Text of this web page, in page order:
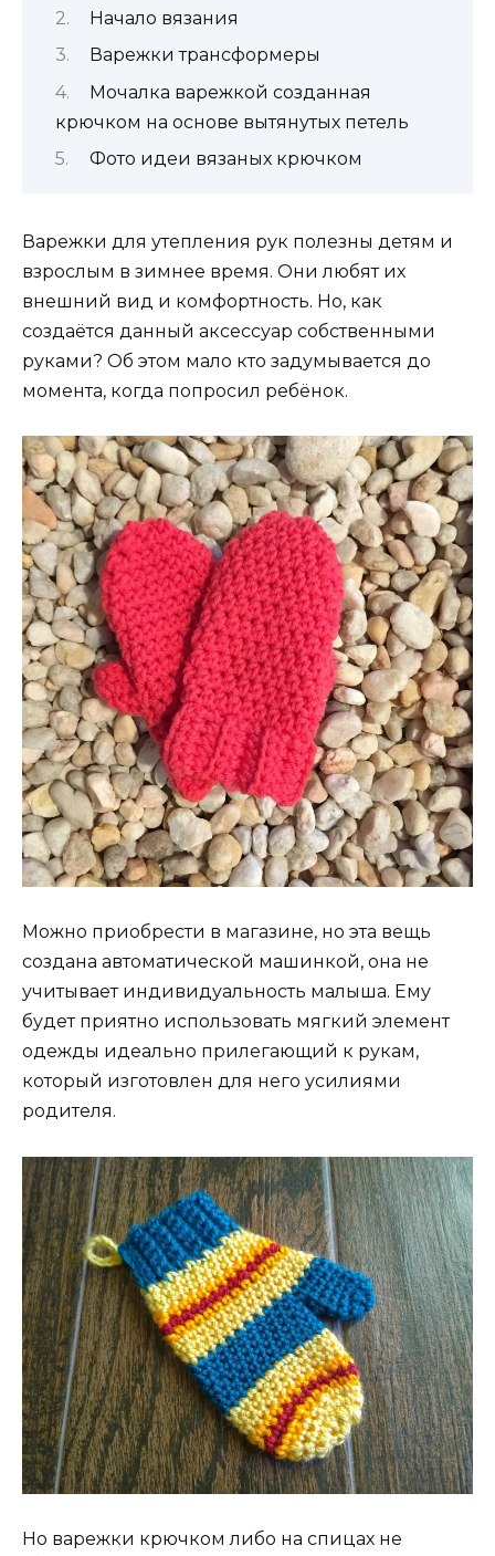
Начало вязания
Варежки трансформеры
Мочалка варежкой созданная
крючком на основе вытянутых петель
Фото идеи вязаных крючком
Варежки для утепления рук полезны детям и
взрослым в зимнее время. Они любят их
внешний вид и комфортность. Но, как
создаётся данный аксессуар собственными
руками? Об этом мало кто задумывается до
момента, когда попросил ребёнок.
Можно приобрести в магазине, но эта вещь
создана автоматической машинкой, она не
учитывает индивидуальность малыша. Ему
будет приятно использовать мягкий элемент
одежды идеально прилегающий к рукам,
который изготовлен для него усилиями
родителя.
Но варежки крючком либо на спицах не